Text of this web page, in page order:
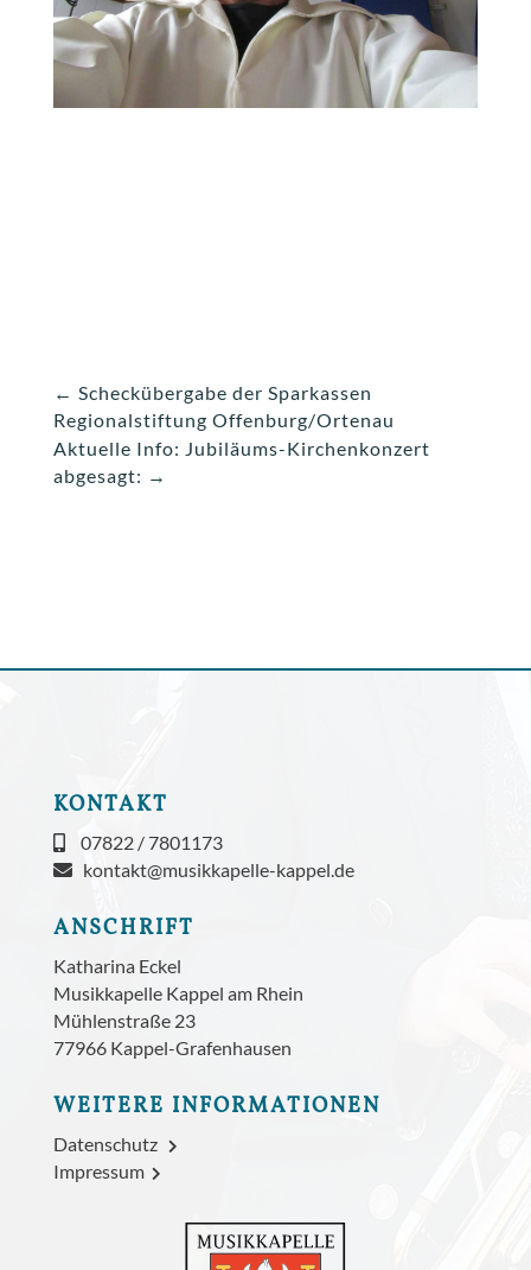
← Scheckübergabe der Sparkassen
Regionalstiftung Offenburg/Ortenau
Aktuelle Info: Jubiläums-Kirchenkonzert
abgesagt: →
KONTAKT
07822 / 7801173
kontakt@musikkapelle-kappel.de
ANSCHRIFT
Katharina Eckel
Musikkapelle Kappel am Rhein
Mühlenstraße 23
77966 Kappel-Grafenhausen
WEITERE INFORMATIONEN
Datenschutz
Impressum